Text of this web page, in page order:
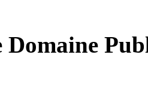
Domaine